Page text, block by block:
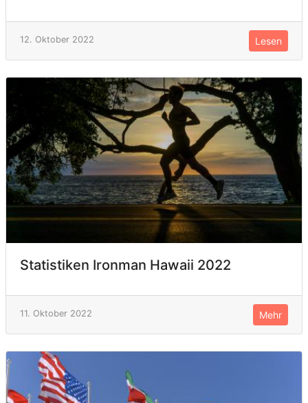
12. Oktober 2022 Lesen
Statistiken Ironman Hawaii 2022
11. Oktober 2022 Mehr